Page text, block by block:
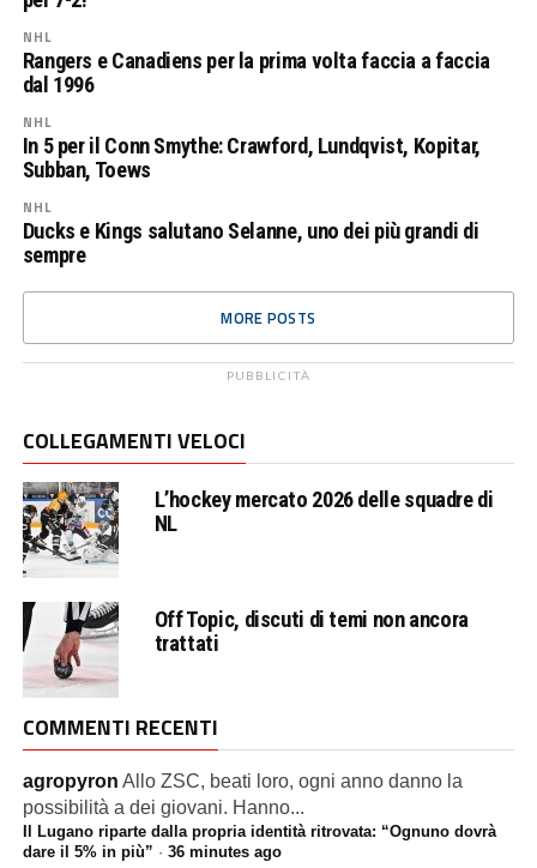
NHL
Rangers e Canadiens per la prima volta faccia a faccia
dal 1996
NHL
In 5 per il Conn Smythe: Crawford, Lundqvist, Kopitar,
Subban, Toews
NHL
Ducks e Kings salutano Selanne, uno dei più grandi di
sempre
MORE POSTS
PUBBLICITÀ
COLLEGAMENTI VELOCI
L’hockey mercato 2026 delle squadre di
NL
Off Topic, discuti di temi non ancora
trattati
COMMENTI RECENTI
agropyron Allo ZSC, beati loro, ogni anno danno la
possibilità a dei giovani. Hanno...
Il Lugano riparte dalla propria identità ritrovata: “Ognuno dovrà
dare il 5% in più” · 36 minutes ago